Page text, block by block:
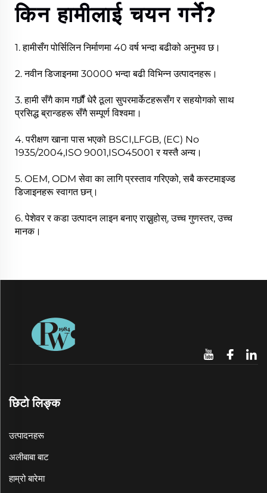
किन हामीलाई चयन गर्ने?
1. हामीसँग पोर्सिलिन निर्माणमा 40 वर्ष भन्दा बढीको अनुभव छ।
2. नवीन डिजाइनमा 30000 भन्दा बढी विभिन्न उत्पादनहरू।
3. हामी सँगै काम गर्छौं धेरै ठूला सुपरमार्केटहरूसँग र सहयोगको साथ
प्रसिद्ध ब्रान्डहरू सँगै सम्पूर्ण विश्वमा।
4. परीक्षण खाना पास भएको BSCI,LFGB, (EC) No
1935/2004,ISO 9001,ISO45001 र यस्तै अन्य।
5. OEM, ODM सेवा का लागि प्रस्ताव गरिएको, सबै कस्टमाइज्ड
डिजाइनहरू स्वागत छन्।
6. पेशेवर र कडा उत्पादन लाइन बनाए राख्नुहोस्, उच्च गुणस्तर, उच्च
मानक।
छिटो लिङ्क
उत्पादनहरू
अलीबाबा बाट
हाम्रो बारेमा